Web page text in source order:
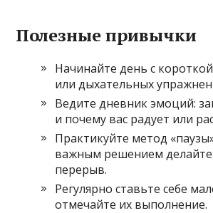
Полезные привычки
Начинайте день с
или дыхательных
Ведите дневник эмоций:
и почему вас радует или
Практикуйте метод
важным решением
перерыв.
Регулярно ставьте себе
отмечайте их выполнение.